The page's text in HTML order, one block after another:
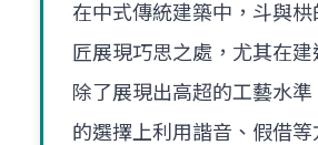
在中式傳統建築中，斗與
匠展現巧思之處，尤其在建
除了展現出高超的工藝水
的選擇上利用諧音、假借